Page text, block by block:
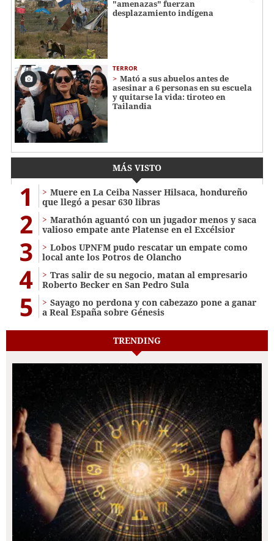
"amenazas" fuerzan
desplazamiento indígena
TERROR
Mató a sus abuelos antes de
asesinar a 6 personas en su escuela
y quitarse la vida: tiroteo en
Tailandia
MÁS VISTO
1
Muere en La Ceiba Nasser Hilsaca, hondureño
que llegó a pesar 630 libras
2
Marathón aguantó con un jugador menos y saca
valioso empate ante Platense en el Excélsior
3
Lobos UPNFM pudo rescatar un empate como
local ante los Potros de Olancho
4
Tras salir de su negocio, matan al empresario
Roberto Becker en San Pedro Sula
5
Sayago no perdona y con cabezazo pone a ganar
a Real España sobre Génesis
TRENDING